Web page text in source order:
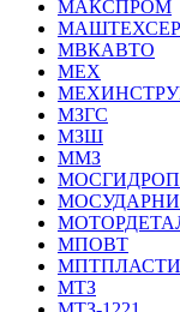
МАКСПРОМ
МВКАВТО
МЕХ
МЗГС
МЗШ
ММЗ
МПОВТ
МТЗ